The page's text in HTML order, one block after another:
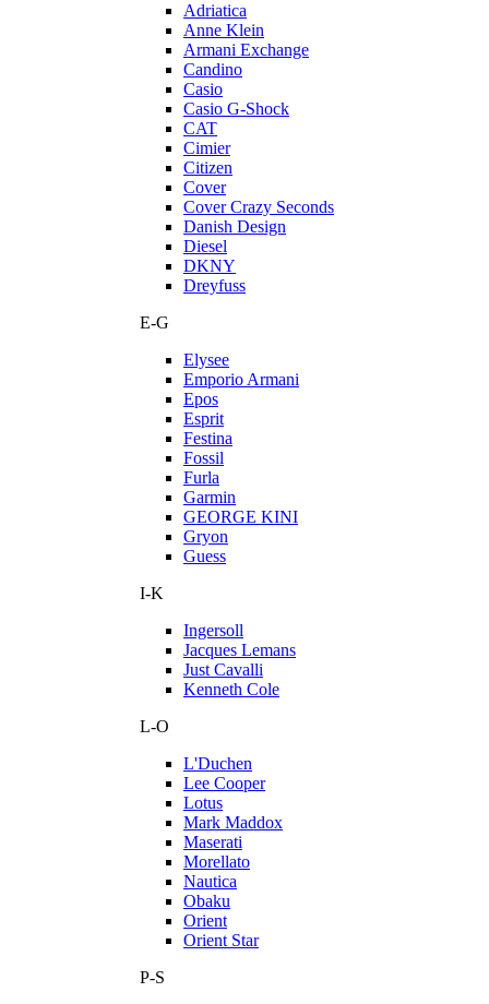
Adriatica
Anne Klein
Armani Exchange
Candino
Casio
Casio G-Shock
CAT
Cimier
Citizen
Cover
Cover Crazy Seconds
Danish Design
Diesel
DKNY
Dreyfuss
E-G
Elysee
Emporio Armani
Epos
Esprit
Festina
Fossil
Furla
Garmin
GEORGE KINI
Gryon
Guess
I-K
Ingersoll
Jacques Lemans
Just Cavalli
Kenneth Cole
L-O
L'Duchen
Lee Cooper
Lotus
Mark Maddox
Maserati
Morellato
Nautica
Obaku
Orient
Orient Star
P-S